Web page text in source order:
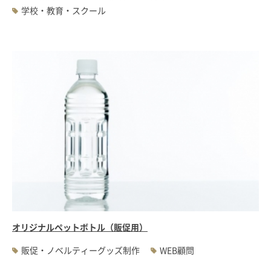
学校・教育・スクール
オリジナルペットボトル（販促用）
販促・ノベルティーグッズ制作
WEB顧問